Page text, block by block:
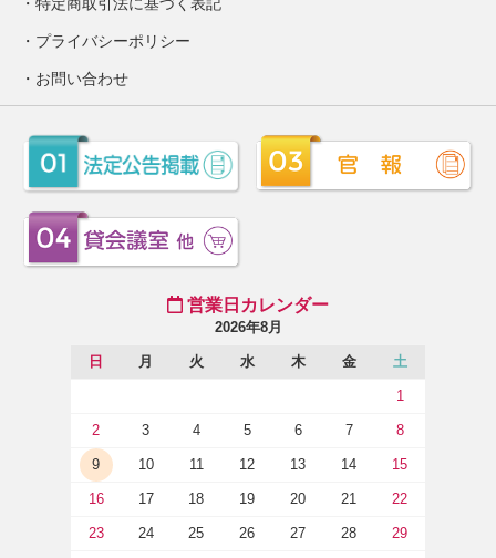
特定商取引法に基づく表記
プライバシーポリシー
お問い合わせ
営業日カレンダー
2026年8月
日 月 火 水 木 金 土
1
2 3 4 5 6 7 8
9 10 11 12 13 14 15
16 17 18 19 20 21 22
23 24 25 26 27 28 29